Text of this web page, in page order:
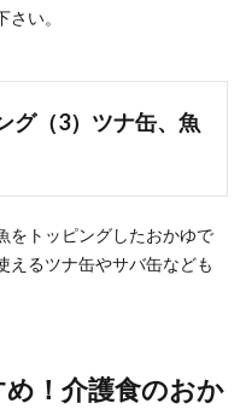
い。
グ（3）ツナ缶、魚
をトッピングしたおかゆで
えるツナ缶やサバ缶なども
！介護食のおか